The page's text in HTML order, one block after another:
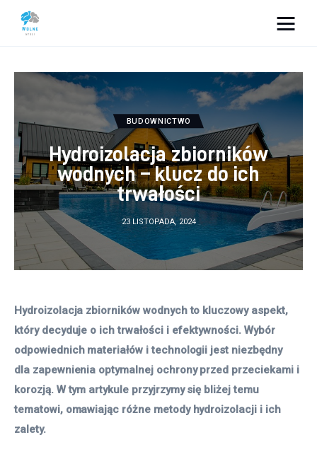
Lifestyle
Biznes
Dom i ogród
Uroda
Zdrowie
Więcej
BUDOWNICTWO
Hydroizolacja zbiorników
wodnych – klucz do ich
trwałości
23 LISTOPADA, 2024
Hydroizolacja zbiorników wodnych to kluczowy aspekt,
który decyduje o ich trwałości i efektywności. Wybór
odpowiednich materiałów i technologii jest niezbędny
dla zapewnienia optymalnej ochrony przed przeciekami i
korozją. W tym artykule przyjrzymy się bliżej temu
tematowi, omawiając różne metody hydroizolacji i ich
zalety.